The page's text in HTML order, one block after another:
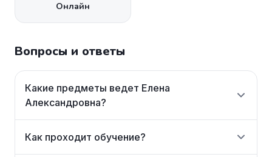
Онлайн
Вопросы и ответы
Какие предметы ведет Елена
Александровна?
Как проходит обучение?